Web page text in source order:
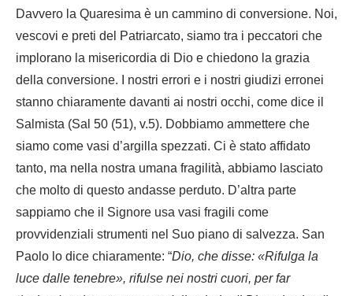
Davvero la Quaresima è un cammino di conversione. Noi,
vescovi e preti del Patriarcato, siamo tra i peccatori che
implorano la misericordia di Dio e chiedono la grazia
della conversione. I nostri errori e i nostri giudizi erronei
stanno chiaramente davanti ai nostri occhi, come dice il
Salmista (Sal 50 (51), v.5). Dobbiamo ammettere che
siamo come vasi d’argilla spezzati. Ci è stato affidato
tanto, ma nella nostra umana fragilità, abbiamo lasciato
che molto di questo andasse perduto. D’altra parte
sappiamo che il Signore usa vasi fragili come
provvidenziali strumenti nel Suo piano di salvezza. San
Paolo lo dice chiaramente: “Dio, che disse: «Rifulga la
luce dalle tenebre», rifulse nei nostri cuori, per far